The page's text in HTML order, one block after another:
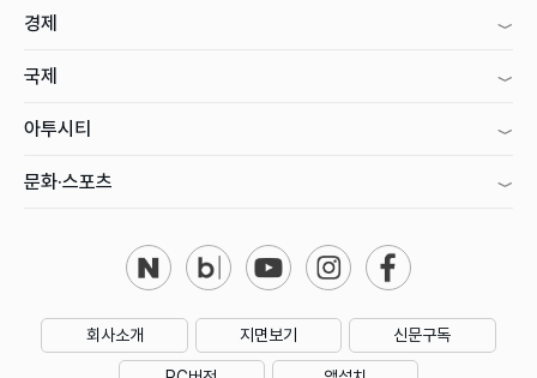
경제
국제
아투시티
문화·스포츠
회사소개 지면보기 신문구독